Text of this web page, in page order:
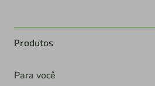
Produtos
Para você